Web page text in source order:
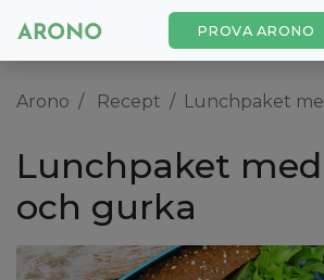
PROVA ARONO
Arono Recept Lunchpaket
Lunchpaket
och gurka